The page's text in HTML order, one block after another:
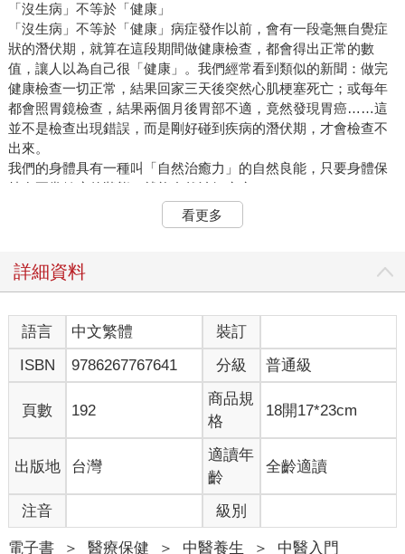
「沒生病」不等於「健康」
「沒生病」不等於「健康」病症發作以前，會有一段毫無自覺症
狀的潛伏期，就算在這段期間做健康檢查，都會得出正常的數
值，讓人以為自己很「健康」。我們經常看到類似的新聞：做完
健康檢查一切正常，結果回家三天後突然心肌梗塞死亡；或每年
都會照胃鏡檢查，結果兩個月後胃部不適，竟然發現胃癌……這
並不是檢查出現錯誤，而是剛好碰到疾病的潛伏期，才會檢查不
出來。
我們的身體具有一種叫「自然治癒力」的自然良能，只要身體保
持在正常健康的狀態，就能自然治好疾病。
但是，一旦身體受到寒氣侵害，這個神奇的功能就會減弱，甚至
失常。這麼一來，就會莫名的想讓足部更冰涼或是暴飲暴食，也
內，直到超過身體能承受的限度，爆發嚴重的病症。現代的醫學
其實，任何疾病在成形之前，體內早已出現病毒，只是西醫無法
提早察覺。
許多人就這樣在不知情的情況下一直累積毒素。有些人明明外表
看來十分健康，卻在某天忽然猝逝；有些人老是感冒或拉肚子，
一天到晚抱怨自己身體弱、可能活不久，結果卻十分長壽。 這種
人因為經常排出體內的毒素，反而難生大病，也就是所謂的「一
我剛進醫學院時，就從中國古代醫書，孫思邈《千金要方》中學
到：「醫有三品，上醫醫國，中醫醫人，下醫醫病。上醫醫未病
之病，中醫醫欲病之病，下醫醫已病之病。」這段話讓我大受感
看更多
詳細資料
語言 中文繁體
裝訂
ISBN
9786267767641 分級 普通級
頁數 192
商品規
格
18開17*23cm
出版地 台灣
適讀年
齡
全齡適讀
注音 級別
電子書 ＞ 醫療保健 ＞ 中醫養生 ＞ 中醫入門